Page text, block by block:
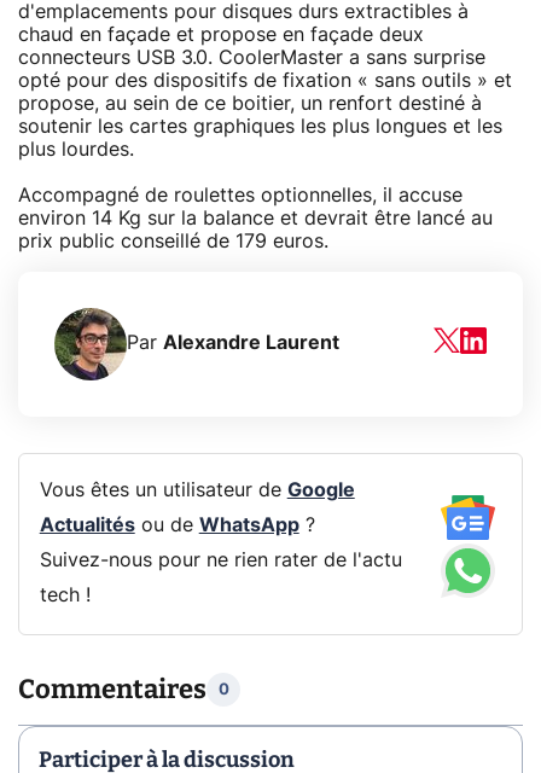
d'emplacements pour disques durs extractibles à
chaud en façade et propose en façade deux
connecteurs USB 3.0. CoolerMaster a sans surprise
opté pour des dispositifs de fixation « sans outils » et
propose, au sein de ce boitier, un renfort destiné à
soutenir les cartes graphiques les plus longues et les
plus lourdes.
Accompagné de roulettes optionnelles, il accuse
environ 14 Kg sur la balance et devrait être lancé au
prix public conseillé de 179 euros.
Par Alexandre Laurent
Vous êtes un utilisateur de Google
Actualitésou de WhatsApp?
Suivez-nous pour ne rien rater de l'actu
tech !
Commentaires 0
Participer à la discussion